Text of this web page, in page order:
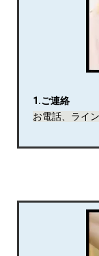
1.ご連絡
お電話、ライ